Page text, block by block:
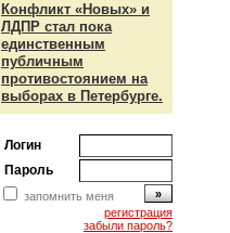
Конфликт «Новых» и
ЛДПР стал пока
единственным
публичным
противостоянием на
выборах в Петербурге.
Логин
Пароль
запомнить меня
регистрация
забыли пароль?